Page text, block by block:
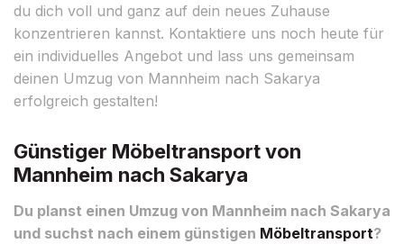
du dich voll und ganz auf dein neues Zuhause
konzentrieren kannst. Kontaktiere uns noch heute für
ein individuelles Angebot und lass uns gemeinsam
deinen Umzug von Mannheim nach Sakarya
erfolgreich gestalten!
Günstiger Möbeltransport von
Mannheim nach Sakarya
Du planst einen Umzug von Mannheim nach Sakarya
und suchst nach einem günstigen Möbeltransport?